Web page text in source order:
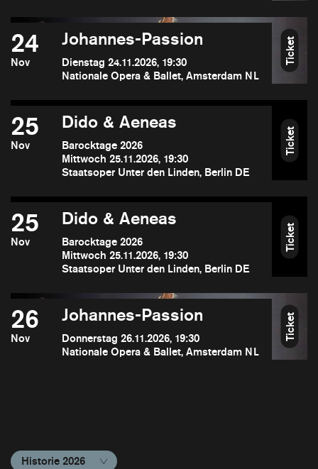
24
Nov
Johannes-Passion
Dienstag 24.11.2026, 19:30
Nationale Opera & Ballet, Amsterdam NL
Ticket
25
Nov
Dido & Aeneas
Barocktage 2026
Mittwoch 25.11.2026, 19:30
Staatsoper Unter den Linden, Berlin DE
Ticket
25
Nov
Dido & Aeneas
Barocktage 2026
Mittwoch 25.11.2026, 19:30
Staatsoper Unter den Linden, Berlin DE
Ticket
26
Nov
Johannes-Passion
Donnerstag 26.11.2026, 19:30
Nationale Opera & Ballet, Amsterdam NL
Ticket
Historie 2026